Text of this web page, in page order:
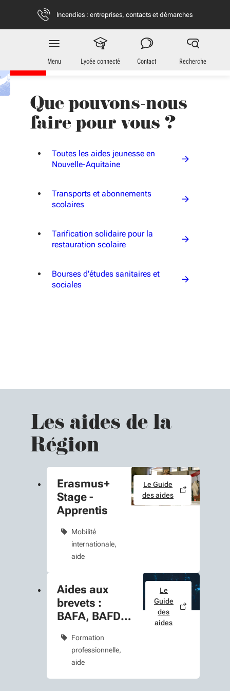
Vous naviguez en mode anonymisé,
Incendies : entreprises, contacts et démarches
Jeunes
en Nouvelle-Aquitaine
Menu Lycée connecté Contact Recherche
Que pouvons-nous
faire pour vous ?
Toutes les aides jeunesse en
Nouvelle-Aquitaine
Transports et abonnements
scolaires
Tarification solidaire pour la
restauration scolaire
Bourses d'études sanitaires et
sociales
Les aides de la
Région
Erasmus+
Stage -
Apprentis
Mobilité
internationale
aide
Le Guide
des aides
Aides aux
brevets :
BAFA, BAFD,
Formation
professionnelle
aide
Le
Guide
des
aides